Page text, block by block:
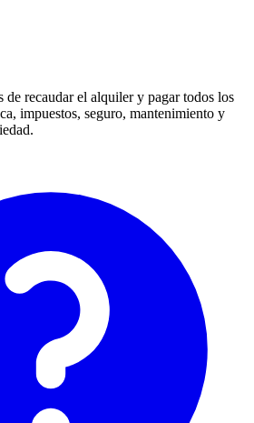
de recaudar el alquiler y pagar todos los
impuestos, seguro, mantenimiento y